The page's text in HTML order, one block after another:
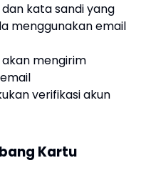
kata sandi yang
menggunakan email
mengirim
verifikasi akun
Kartu